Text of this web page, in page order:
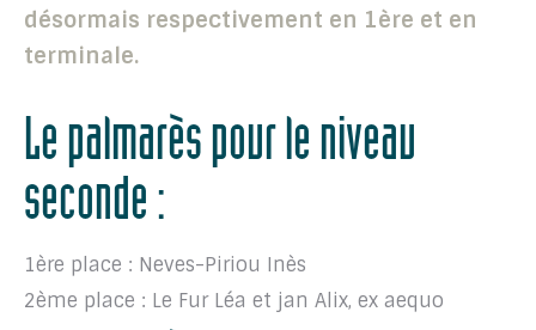
désormais respectivement en 1ère et en
terminale.
Le palmarès pour le niveau
seconde :
1ère place : Neves-Piriou Inès
2ème place : Le Fur Léa et jan Alix, ex aequo